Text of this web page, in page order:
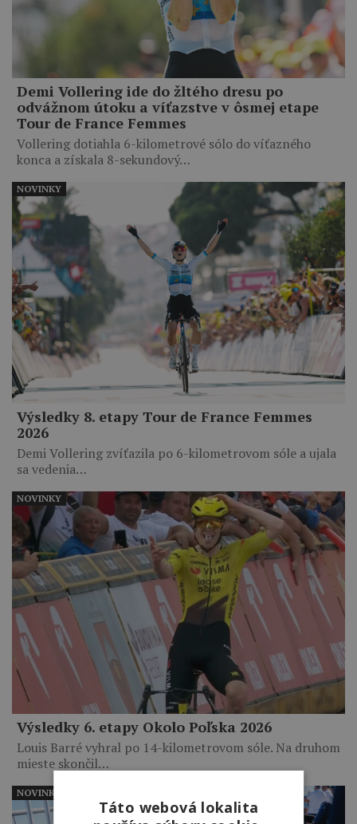
Demi Vollering ide do žltého dresu po
odvážnom útoku a víťazstve v ôsmej etape
Tour de France Femmes
Vollering dotiahla 6-kilometrové sólo do víťazného
konca a získala 8-sekundový…
Výsledky 8. etapy Tour de France Femmes
2026
Demi Vollering zvíťazila po 6-kilometrovom sóle a ujala
sa vedenia…
NOVINKY
Výsledky 6. etapy Okolo Poľska 2026
Louis Barré vyhral po 14-kilometrovom sóle. Na druhom
mieste skončil…
NOVINKY
NOVINKY
Táto webová lokalita